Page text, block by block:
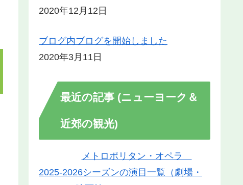
2020年12月12日
ブログ内ブログを開始しました
2020年3月11日
最近の記事 (ニューヨーク＆
近郊の観光)
メトロポリタン・オペラ
2025-2026シーズンの演目一覧（劇場・